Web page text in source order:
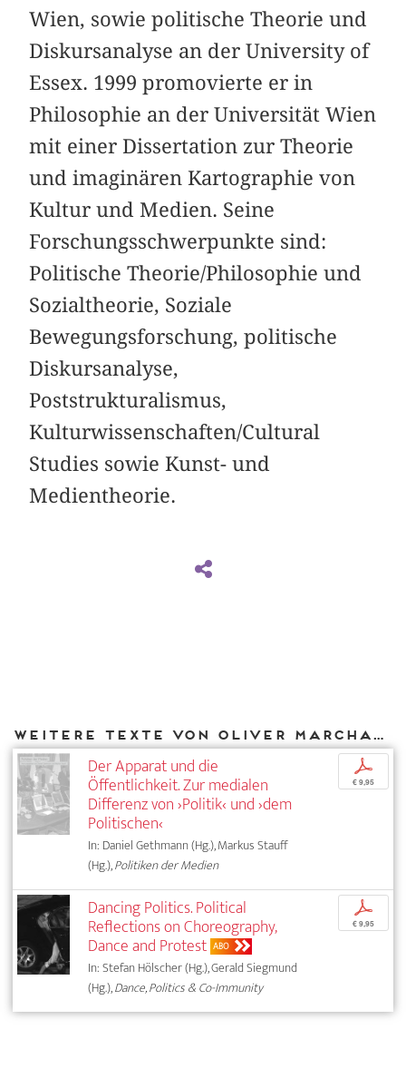
Wien, sowie politische Theorie und
Diskursanalyse an der University of
Essex. 1999 promovierte er in
Philosophie an der Universität Wien
mit einer Dissertation zur Theorie
und imaginären Kartographie von
Kultur und Medien. Seine
Forschungsschwerpunkte sind:
Politische Theorie/Philosophie und
Sozialtheorie, Soziale
Bewegungsforschung, politische
Diskursanalyse,
Poststrukturalismus,
Kulturwissenschaften/Cultural
Studies sowie Kunst- und
Medientheorie.
Weitere Texte von Oliver Marchart bei DIAPHANES
Der Apparat und die
Öffentlichkeit. Zur medialen
Differenz von ›Politik‹ und ›dem
Politischen‹
In: Daniel Gethmann (Hg.), Markus Stauff
(Hg.),Politiken der Medien
p
€ 9,95
Dancing Politics. Political
Reflections on Choreography,
Dance and Protest ABO
In: Stefan Hölscher (Hg.), Gerald Siegmund
(Hg.),Dance, Politics & Co-Immunity
p
€ 9,95